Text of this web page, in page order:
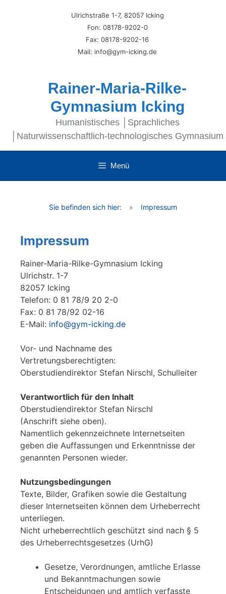
Ulrichstraße 1-7, 82057 Icking
Fon: 08178-9202-0
Fax: 08178-9202-16
Mail: info@gym-icking.de
Rainer-Maria-Rilke-
Gymnasium Icking
Humanistisches │Sprachliches
│Naturwissenschaftlich-technologisches Gymnasium
Menü
Sie befinden sich hier: » Impressum
Impressum
Rainer-Maria-Rilke-Gymnasium Icking
Ulrichstr. 1-7
82057 Icking
Telefon: 0 81 78/9 20 2-0
Fax: 0 81 78/92 02-16
E-Mail: info@gym-icking.de
Vor- und Nachname des
Vertretungsberechtigten:
Oberstudiendirektor Stefan Nirschl, Schulleiter
Verantwortlich für den Inhalt
Oberstudiendirektor Stefan Nirschl
(Anschrift siehe oben).
Namentlich gekennzeichnete Internetseiten
geben die Auffassungen und Erkenntnisse der
genannten Personen wieder.
Nutzungsbedingungen
Texte, Bilder, Grafiken sowie die Gestaltung
dieser Internetseiten können dem Urheberrecht
unterliegen.
Nicht urheberrechtlich geschützt sind nach § 5
des Urheberrechtsgesetzes (UrhG)
Gesetze, Verordnungen, amtliche Erlasse
und Bekanntmachungen sowie
Entscheidungen und amtlich verfasste